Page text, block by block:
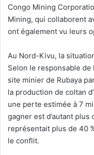
Congo Mining
Mining, qui collaborent
ont également vu leurs
Au Nord-Kivu, la
Selon le responsable de
site minier de Rubaya
la production de coltan
une perte estimée à 7
gagner est d’autant
représentait plus de 40
le conflit.